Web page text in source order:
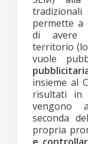
permette a
di avere
territorio
vuole
insieme al
risultati in
vengono
seconda
propria